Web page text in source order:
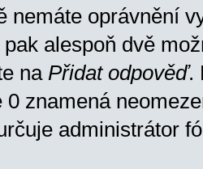
nemáte oprávnění
alespoň dvě
na Přidat odpověď.
0 znamená
administrátor